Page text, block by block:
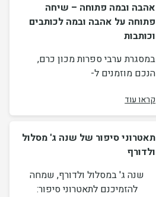
אהבה ובמה פתוחה – שיחה
פתוחה על אהבה ובמה לכותבים
וכותבות
במסגרת ערבי ספרות מכון כרם,
הנכם מוזמנים ל-
קראו עוד
תאטרוני סיפור של שנה ג' מסלול
ולדורף
שנה ג' במסלול ולדורף, שמחה
להזמיכנם לתאטרוני סיפור: